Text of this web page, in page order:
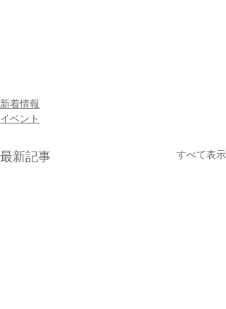
新着情報
イベント
最新記事 すべて表示